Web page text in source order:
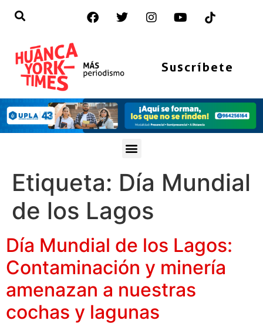
Suscríbete
Etiqueta: Día Mundial
de los Lagos
Día Mundial de los Lagos:
Contaminación y minería
amenazan a nuestras
cochas y lagunas